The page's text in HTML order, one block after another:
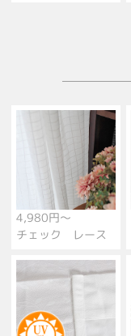
4,980円～
チェック レース